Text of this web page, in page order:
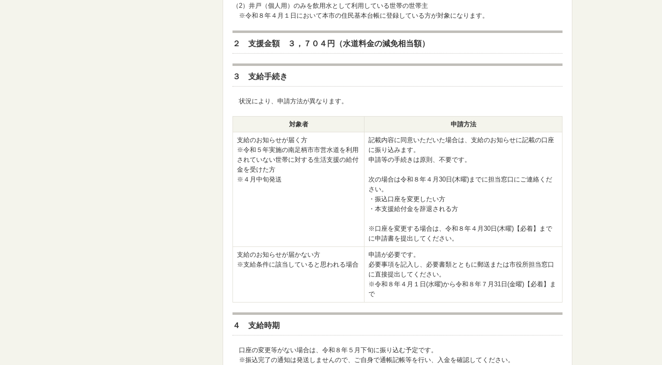
（2）井戸（個人用）のみを飲用水として利用している世帯の世帯主
※令和８年４月１日において本市の住民基本台帳に登録している方が対象になります。
２ 支援金額 ３，７０４円（水道料金の減免相当額）
３ 支給手続き
状況により、申請方法が異なります。
対象者 申請方法
支給のお知らせが届く方
※令和５年実施の南足柄市市営水道を利用
されていない世帯に対する生活支援の給付
金を受けた方
※４月中旬発送
記載内容に同意いただいた場合は、支給のお知らせに記載の口座
に振り込みます。
申請等の手続きは原則、不要です。
次の場合は令和８年４月30日(木曜)までに担当窓口にご連絡くだ
さい。
・振込口座を変更したい方
・本支援給付金を辞退される方
※口座を変更する場合は、令和８年４月30日(木曜)【必着】まで
に申請書を提出してください。
支給のお知らせが届かない方
※支給条件に該当していると思われる場合
申請が必要です。
必要事項を記入し、必要書類とともに郵送または市役所担当窓口
に直接提出してください。
※令和８年４月１日(水曜)から令和８年７月31日(金曜)【必着】ま
で
４ 支給時期
口座の変更等がない場合は、令和８年５月下旬に振り込む予定です。
※振込完了の通知は発送しませんので、ご自身で通帳記帳等を行い、入金を確認してください。